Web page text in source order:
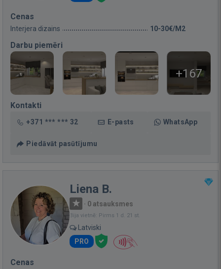
Cenas
Interjera dizains 10-30€/M2
Darbu piemēri
+167
Kontakti
+371 *** *** 32 E-pasts WhatsApp
Piedāvāt pasūtījumu
Liena B.
· 0 atsauksmes
Bija vietnē: Pirms 1 d. 21 st.
Latviski
PRO
Cenas